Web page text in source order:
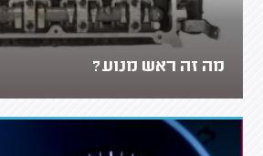
מה זה ראש מנוע?